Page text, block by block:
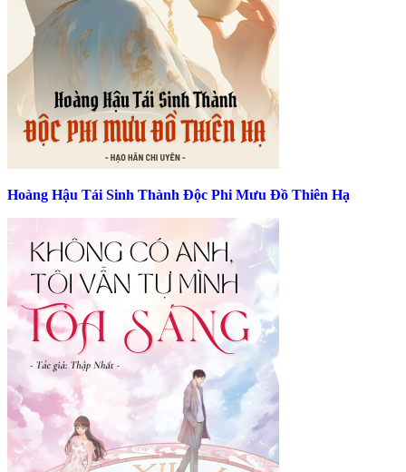
Hoàng Hậu Tái Sinh Thành Độc Phi Mưu Đồ Thiên Hạ